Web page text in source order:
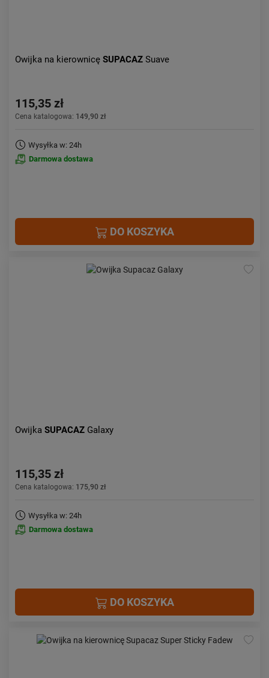
Owijka na kierownicę SUPACAZ Suave
115,35 zł
Cena katalogowa: 149,90 zł
Wysyłka w: 24h
Darmowa dostawa
DO KOSZYKA
Owijka SUPACAZ Galaxy
115,35 zł
Cena katalogowa: 175,90 zł
Wysyłka w: 24h
Darmowa dostawa
DO KOSZYKA